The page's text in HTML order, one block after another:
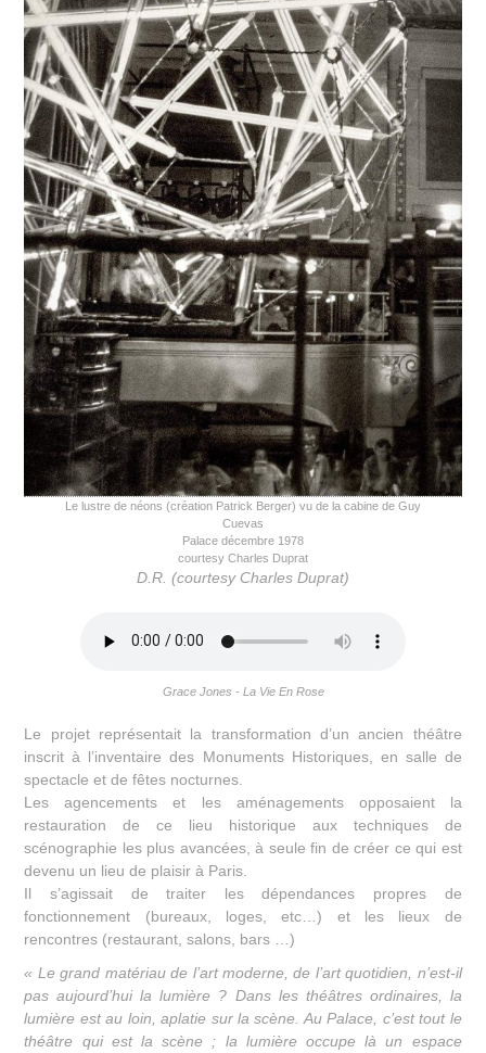
Le lustre de néons (création Patrick Berger) vu de la cabine de Guy
Cuevas
Palace décembre 1978
courtesy Charles Duprat
D.R. (courtesy Charles Duprat)
Grace Jones - La Vie En Rose
Le projet représentait la transformation d’un ancien théâtre
inscrit à l’inventaire des Monuments Historiques, en salle de
spectacle et de fêtes nocturnes.
Les agencements et les aménagements opposaient la
restauration de ce lieu historique aux techniques de
scénographie les plus avancées, à seule fin de créer ce qui est
devenu un lieu de plaisir à Paris.
Il s’agissait de traiter les dépendances propres de
fonctionnement (bureaux, loges, etc…) et les lieux de
rencontres (restaurant, salons, bars …)
« Le grand matériau de l’art moderne, de l’art quotidien, n’est-il
pas aujourd’hui la lumière ? Dans les théâtres ordinaires, la
lumière est au loin, aplatie sur la scène. Au Palace, c’est tout le
théâtre qui est la scène ; la lumière occupe là un espace